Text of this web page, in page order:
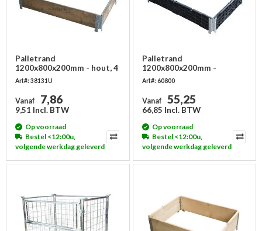
Palletrand
1200x800x200mm - hout, 4
scharnieren, gebruikt
Art#: 38131U
Vanaf 7,86
9,51 Incl. BTW
Op voorraad
Bestel <12:00u,
volgende werkdag geleverd
Palletrand
1200x800x200mm -
kunststof - 4 scharnieren
Art#: 60800
Vanaf 55,25
66,85 Incl. BTW
Op voorraad
Bestel <12:00u,
volgende werkdag geleverd